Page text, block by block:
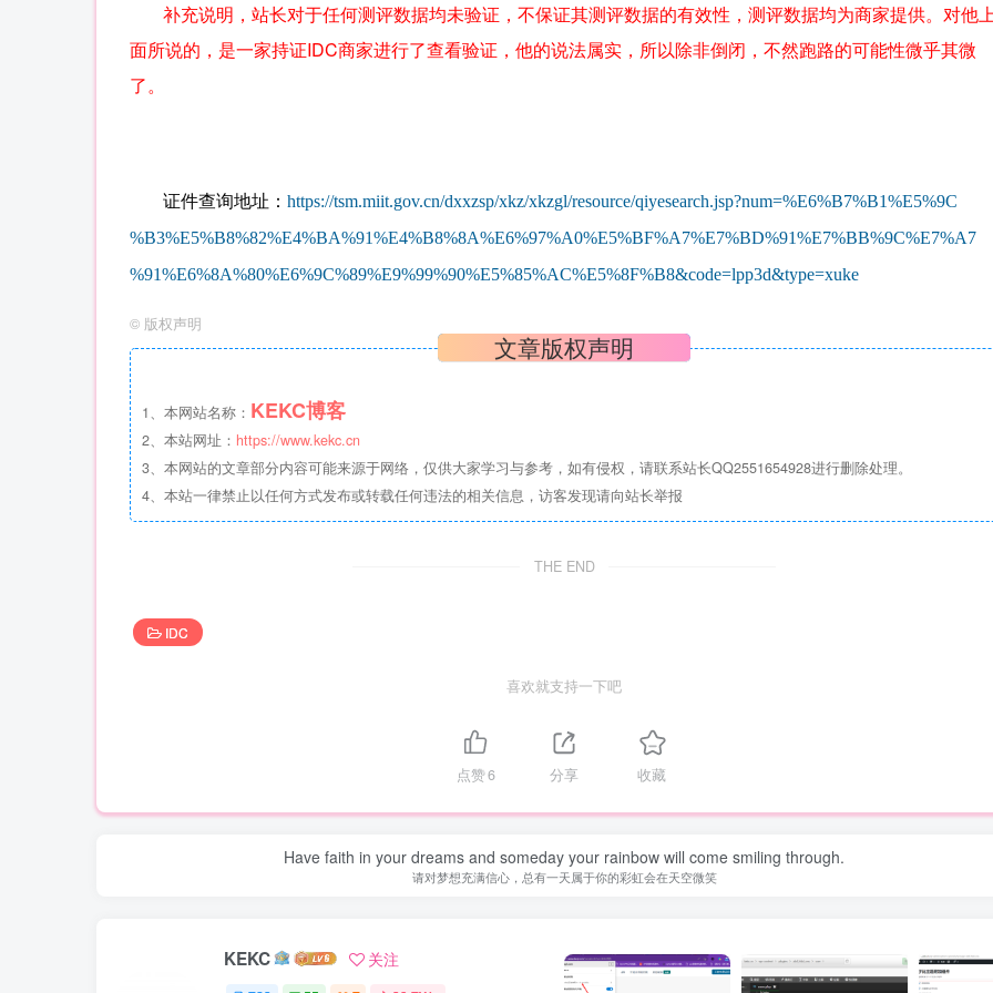
补充说明，站长对于任何测评数据均未验证，不保证其测评数据的有效性，测评数据均为商家提供。对他
面所说的，是一家持证IDC商家进行了查看验证，他的说法属实，所以除非倒闭，不然跑路的可能性微乎其微
了。
证件查询地址： https://tsm.miit.gov.cn/dxxzsp/xkz/xkzgl/resource/qiyesearch.jsp?num=%E6%B7%B1%E5%9C
%B3%E5%B8%82%E4%BA%91%E4%B8%8A%E6%97%A0%E5%BF%A7%E7%BD%91%E7%BB%9C%E7%A7
%91%E6%8A%80%E6%9C%89%E9%99%90%E5%85%AC%E5%8F%B8&code=lpp3d&type=xuke
© 版权声明
文章版权声明
1、本网站名称： KEKC博客
2、本站网址： https://www.kekc.cn
3、本网站的文章部分内容可能来源于网络，仅供大家学习与参考，如有侵权，请联系站长QQ2551654928进行删除处理。
4、本站一律禁止以任何方式发布或转载任何违法的相关信息，访客发现请向站长举报
THE END
IDC
喜欢就支持一下吧
点赞6 分享 收藏
Have faith in your dreams and someday your rainbow will come smiling through.
请对梦想充满信心，总有一天属于你的彩虹会在天空微笑
KEKC 关注